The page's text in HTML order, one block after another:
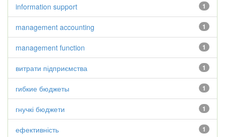
1
information support
1
management accounting
1
management function
1
витрати підприємства
1
гибкие бюджеты
1
гнучкі бюджети
1
ефективність